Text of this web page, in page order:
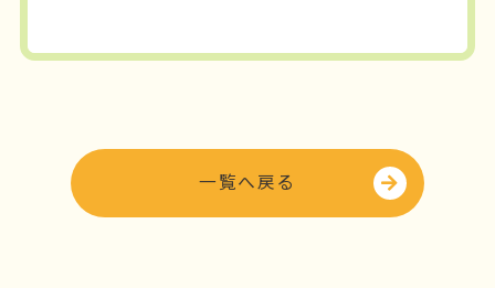
c
o
k
it
r
一覧へ戻る